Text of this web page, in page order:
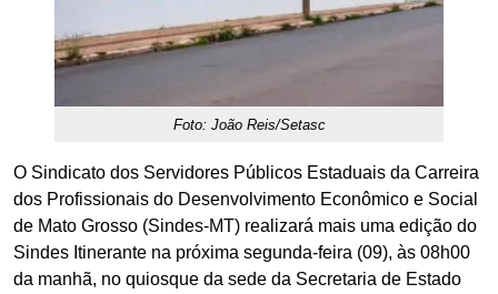
Foto: João Reis/Setasc
O Sindicato dos Servidores Públicos Estaduais da Carreira
dos Profissionais do Desenvolvimento Econômico e Social
de Mato Grosso (Sindes-MT) realizará mais uma edição do
Sindes Itinerante na próxima segunda-feira (09), às 08h00
da manhã, no quiosque da sede da Secretaria de Estado